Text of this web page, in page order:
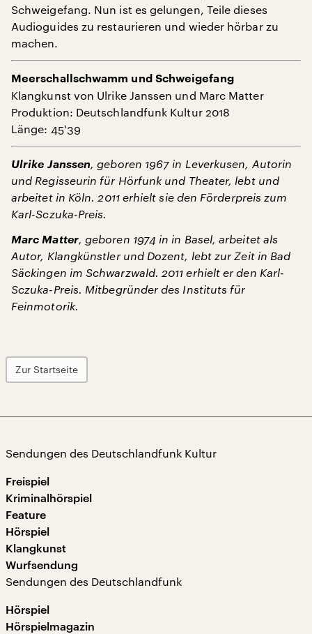
Schweigefang. Nun ist es gelungen, Teile dieses
Audioguides zu restaurieren und wieder hörbar zu
machen.
Meerschallschwamm und Schweigefang
Klangkunst von Ulrike Janssen und Marc Matter
Produktion: Deutschlandfunk Kultur 2018
Länge: 45'39
Ulrike Janssen, geboren 1967 in Leverkusen, Autorin
und Regisseurin für Hörfunk und Theater, lebt und
arbeitet in Köln. 2011 erhielt sie den Förderpreis zum
Karl-Sczuka-Preis.
Marc Matter, geboren 1974 in in Basel, arbeitet als
Autor, Klangkünstler und Dozent, lebt zur Zeit in Bad
Säckingen im Schwarzwald. 2011 erhielt er den Karl-
Sczuka-Preis. Mitbegründer des Instituts für
Feinmotorik.
Zur Startseite
Sendungen des Deutschlandfunk Kultur
Freispiel
Kriminalhörspiel
Feature
Hörspiel
Klangkunst
Wurfsendung
Sendungen des Deutschlandfunk
Hörspiel
Hörspielmagazin